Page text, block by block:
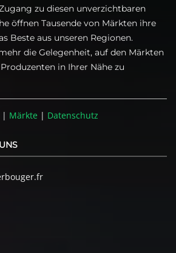
zu diesen unverzichtbaren
öffnen Tausende von Märkten ihre
Beste aus unseren Regionen.
die Gelegenheit, auf den Märkten
in Ihrer Nähe zu
| Märkte | Datenschutz